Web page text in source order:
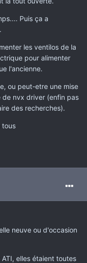
Puis ça a
les ventilos de la
pour alimenter
l'ancienne.
ou peut-etre une mise
de nvx driver (enfin pas
des recherches).
tous
neuve ou d'occasion
elles étaient toutes